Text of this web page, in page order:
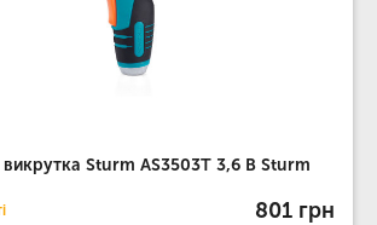
Sturm AS3503T 3,6 В Sturm
801 грн